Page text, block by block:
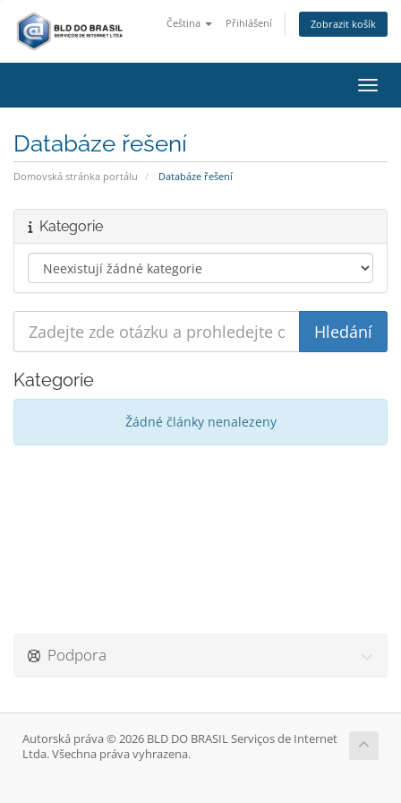
Čeština Přihlášení Zobrazit košík
Databáze řešení
Domovská stránka portálu Databáze řešení
Kategorie
Kategorie
Žádné články nenalezeny
Podpora
Autorská práva © 2026 BLD DO BRASIL Serviços de Internet
Ltda. Všechna práva vyhrazena.